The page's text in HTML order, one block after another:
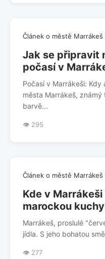
Článek o městě Marrákeš
Jak se připravit
počasí v
Počasí v Marrákeši:
města Marrákeš,
barvě...
👁️ 295
Článek o městě Marrákeš
Kde v
marockou
Marrákeš, proslulé
jídla. S jeho bohatou
👁️ 277